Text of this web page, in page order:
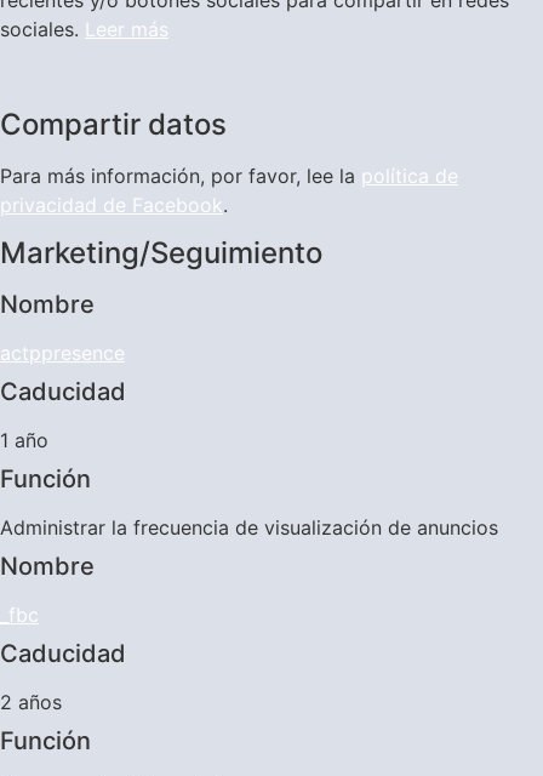
sociales. Leer más
Compartir datos
Para más información, por favor, lee la política de
privacidad de Facebook.
Marketing/Seguimiento
Nombre
actppresence
Caducidad
1 año
Función
Administrar la frecuencia de visualización de anuncios
Nombre
_fbc
Caducidad
2 años
Función